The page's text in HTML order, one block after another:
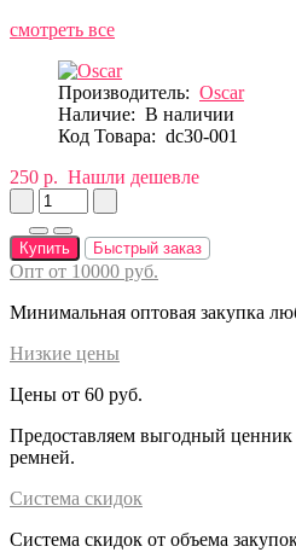
смотреть все
Производитель: Oscar
Наличие: В наличии
Код Товара: dc30-001
250 р. Нашли дешевле
Купить Быстрый заказ
Опт от 10000 руб.
Минимальная оптовая закупка
Низкие цены
Цены от 60 руб.
Предоставляем выгодный ценник
ремней.
Система скидок
Система скидок от объема